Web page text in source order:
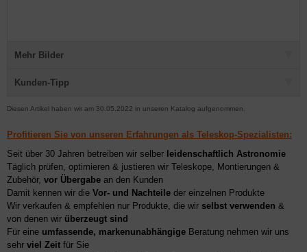
Mehr Bilder
Kunden-Tipp
Diesen Artikel haben wir am 30.05.2022 in unseren Katalog aufgenommen.
Profitieren Sie von unseren Erfahrungen als Teleskop-Spezialisten:
Seit über 30 Jahren betreiben wir selber leidenschaftlich Astronomie
Täglich prüfen, optimieren & justieren wir Teleskope, Montierungen &
Zubehör, vor Übergabe an den Kunden
Damit kennen wir die Vor- und Nachteile der einzelnen Produkte
Wir verkaufen & empfehlen nur Produkte, die wir selbst verwenden &
von denen wir überzeugt sind
Für eine umfassende, markenunabhängige Beratung nehmen wir uns
sehr viel Zeit für Sie